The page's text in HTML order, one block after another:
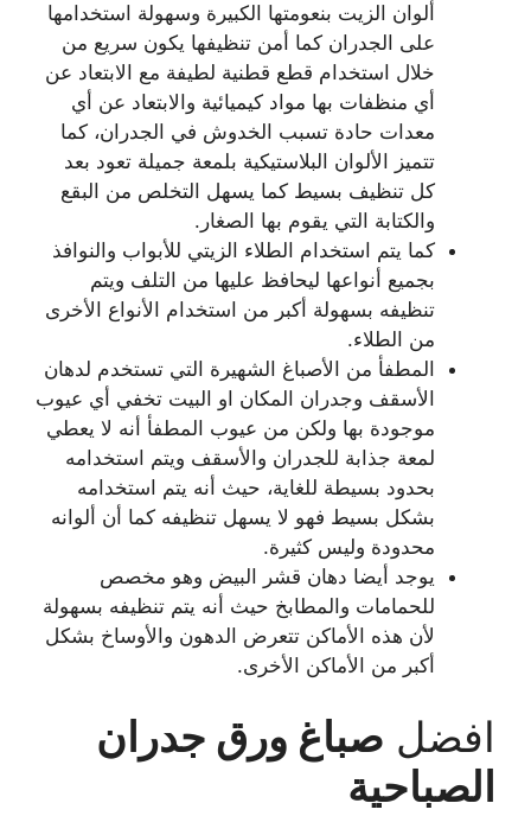
ألوان الزيت بنعومتها الكبيرة وسهولة استخدامها
على الجدران كما أمن تنظيفها يكون سريع من
خلال استخدام قطع قطنية لطيفة مع الابتعاد عن
أي منظفات بها مواد كيميائية والابتعاد عن أي
معدات حادة تسبب الخدوش في الجدران، كما
تتميز الألوان البلاستيكية بلمعة جميلة تعود بعد
كل تنظيف بسيط كما يسهل التخلص من البقع
والكتابة التي يقوم بها الصغار.
كما يتم استخدام الطلاء الزيتي للأبواب والنوافذ
بجميع أنواعها ليحافظ عليها من التلف ويتم
تنظيفه بسهولة أكبر من استخدام الأنواع الأخرى
من الطلاء.
المطفأ من الأصباغ الشهيرة التي تستخدم لدهان
الأسقف وجدران المكان او البيت تخفي أي عيوب
موجودة بها ولكن من عيوب المطفأ أنه لا يعطي
لمعة جذابة للجدران والأسقف ويتم استخدامه
بحدود بسيطة للغاية، حيث أنه يتم استخدامه
بشكل بسيط فهو لا يسهل تنظيفه كما أن ألوانه
محدودة وليس كثيرة.
يوجد أيضا دهان قشر البيض وهو مخصص
للحمامات والمطابخ حيث أنه يتم تنظيفه بسهولة
لأن هذه الأماكن تتعرض الدهون والأوساخ بشكل
أكبر من الأماكن الأخرى.
افضل صباغ ورق جدران
الصباحية